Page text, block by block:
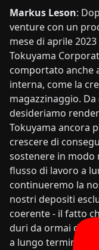
Markus Leson:
venture con un
mese di aprile
Tokuyama
comportato anche
interna, come la
magazzinaggio.
desideriamo
Tokuyama ancora
crescere di
sostenere in
flusso di lavoro a
continueremo la
nostri depositi
coerente - il fatto
duri da ormai dieci
a lungo termine.